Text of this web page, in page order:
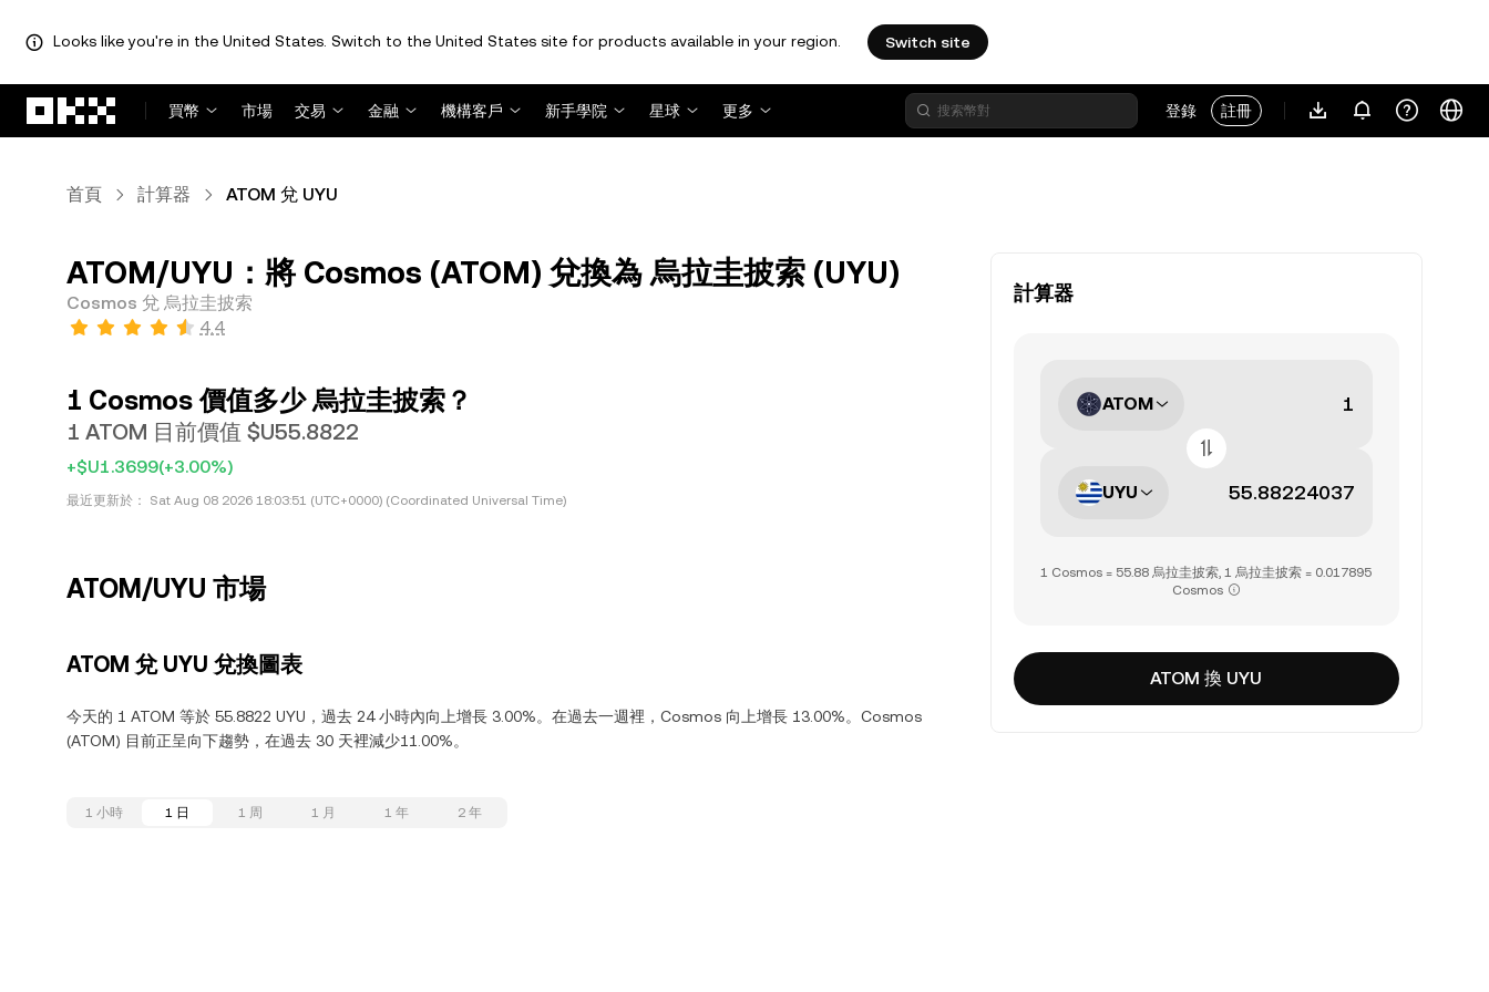
Looks like you're in the United States. Switch to the United States site for products available in your region. Switch site
買幣
市場 交易 金融 機構客戶 新手學院 星球 更多 登錄 註冊
首頁 計算器 ATOM 兌 UYU
ATOM/UYU：將 Cosmos (ATOM) 兌換為 烏拉圭披索 (UYU)
Cosmos 兌 烏拉圭披索
4.4
1 Cosmos 價值多少 烏拉圭披索？
1 ATOM 目前價值 $U55.8822
+$U1.3699(+3.00%)
最近更新於： Sat Aug 08 2026 18:03:51 (UTC+0000) (Coordinated Universal Time)
ATOM/UYU 市場
ATOM 兌 UYU 兌換圖表
今天的 1 ATOM 等於 55.8822 UYU，過去 24 小時內向上增長 3.00%。在過去一週裡，Cosmos 向上增長 13.00%。Cosmos
(ATOM) 目前正呈向下趨勢，在過去 30 天裡減少11.00%。
1 小時 1 日 1 周 1 月 1 年 2 年
計算器
ATOM
UYU
1 Cosmos = 55.88 烏拉圭披索, 1 烏拉圭披索 = 0.017895
Cosmos
ATOM 換 UYU